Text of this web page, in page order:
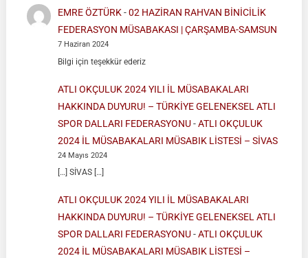
EMRE ÖZTÜRK-02 HAZİRAN RAHVAN BİNİCİLİK
FEDERASYON MÜSABAKASI | ÇARŞAMBA-SAMSUN
7 Haziran 2024
Bilgi için teşekkür ederiz
ATLI OKÇULUK 2024 YILI İL MÜSABAKALARI
HAKKINDA DUYURU! – TÜRKİYE GELENEKSEL ATLI
SPOR DALLARI FEDERASYONU-ATLI OKÇULUK
2024 İL MÜSABAKALARI MÜSABIK LİSTESİ – SİVAS
24 Mayıs 2024
[…] SİVAS […]
ATLI OKÇULUK 2024 YILI İL MÜSABAKALARI
HAKKINDA DUYURU! – TÜRKİYE GELENEKSEL ATLI
SPOR DALLARI FEDERASYONU-ATLI OKÇULUK
2024 İL MÜSABAKALARI MÜSABIK LİSTESİ –